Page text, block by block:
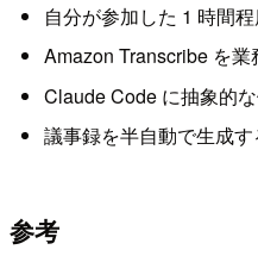
自分が参加した 1 時間
Amazon Transcribe を
Claude Code に抽象的
議事録を半自動で生成
参考